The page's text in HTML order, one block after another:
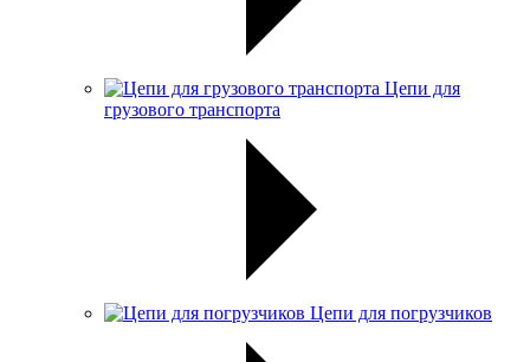
Цепи для
грузового транспорта
Цепи для погрузчиков